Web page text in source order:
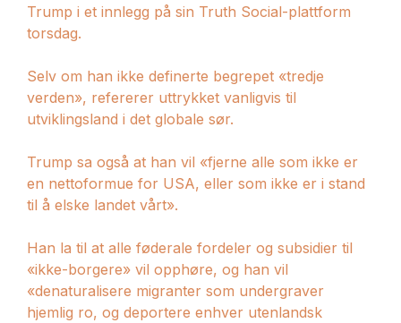
Trump i et innlegg på sin Truth Social-plattform
torsdag.
Selv om han ikke definerte begrepet «tredje
verden», refererer uttrykket vanligvis til
utviklingsland i det globale sør.
Trump sa også at han vil «fjerne alle som ikke er
en nettoformue for USA, eller som ikke er i stand
til å elske landet vårt».
Han la til at alle føderale fordeler og subsidier til
«ikke-borgere» vil opphøre, og han vil
«denaturalisere migranter som undergraver
hjemlig ro, og deportere enhver utenlandsk